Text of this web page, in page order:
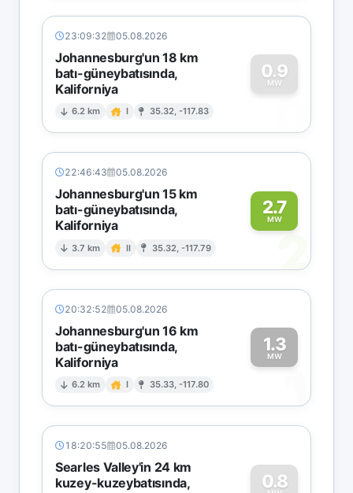
23:09:32 05.08.2026
Johannesburg'un 18 km
batı-güneybatısında,
Kaliforniya
6.2 km I 35.32, -117.83
0.9
MW
0
22:46:43 05.08.2026
Johannesburg'un 15 km
batı-güneybatısında,
Kaliforniya
3.7 km II 35.32, -117.79
2.7
MW
2
20:32:52 05.08.2026
Johannesburg'un 16 km
batı-güneybatısında,
Kaliforniya
6.2 km I 35.33, -117.80
1.3
MW
1
18:20:55 05.08.2026
Searles Valley'in 24 km
kuzey-kuzeybatısında,
0.8